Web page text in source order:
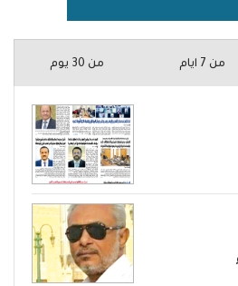
من 7 ايام من 30 يوم